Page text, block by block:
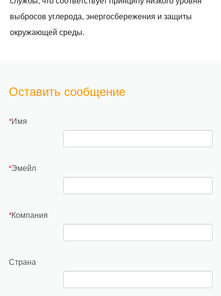
выбросов углерода, энергосбережения и защиты
окружающей среды.
Оставить сообщение
*Имя
*Эмейл
*Компания
Страна